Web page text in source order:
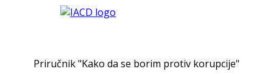
Priručnik "Kako da se borim protiv korupcije"